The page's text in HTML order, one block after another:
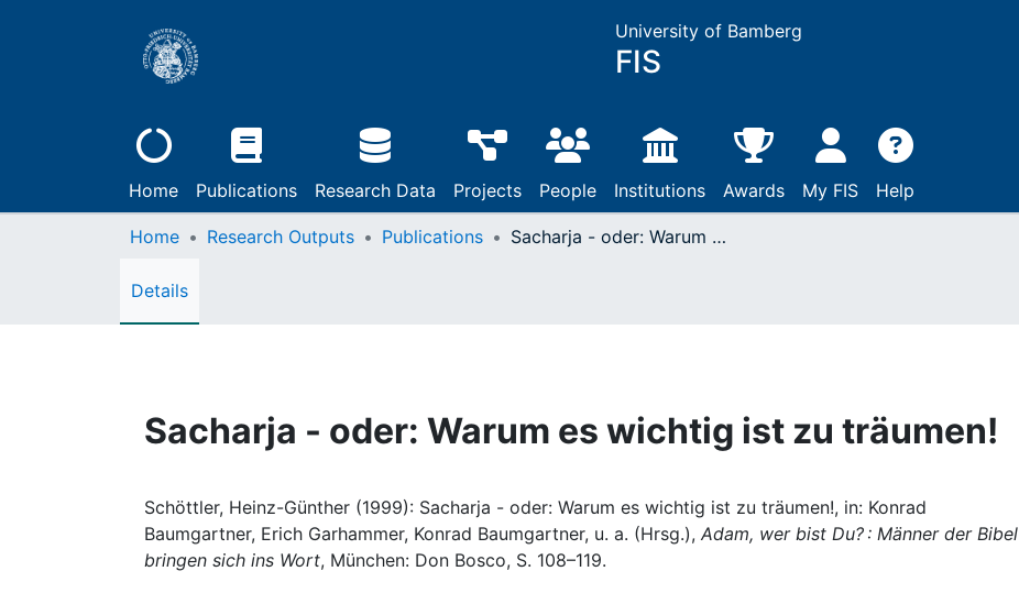
University of Bamberg
FIS
Home Publications Research Data Projects People Institutions Awards My FIS Help
Home Research Outputs Publications Sacharja - oder: Warum es wichtig ist zu träumen!
Details
Sacharja - oder: Warum es wichtig ist zu träumen!
Schöttler, Heinz-Günther (1999): Sacharja - oder: Warum es wichtig ist zu träumen!, in: Konrad
Baumgartner, Erich Garhammer, Konrad Baumgartner, u. a. (Hrsg.), Adam, wer bist Du? : Männer der Bibel
bringen sich ins Wort, München: Don Bosco, S. 108–119.